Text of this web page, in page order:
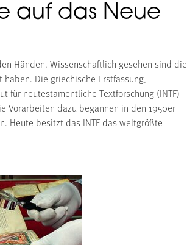
auf das Neue
Händen. Wissenschaftlich gesehen sind die
Die griechische Erstfassung,
für neutestamentliche Textforschung (INTF)
Vorarbeiten dazu begannen in den 1950er
Heute besitzt das INTF das weltgrößte